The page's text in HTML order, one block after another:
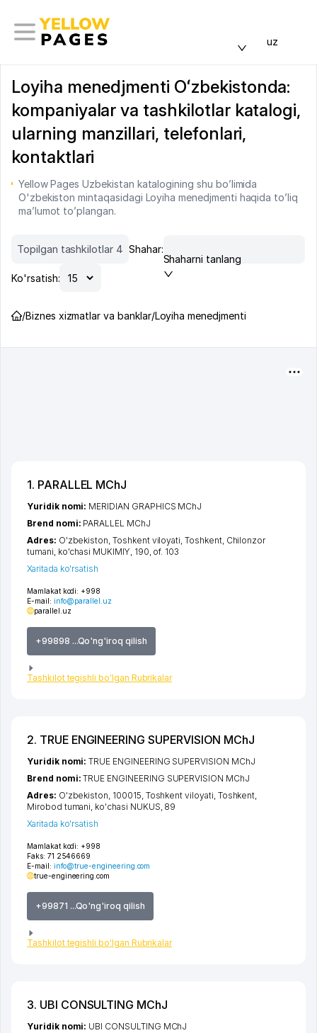
uz
Loyiha menedjmenti Oʻzbekistonda:
kompaniyalar va tashkilotlar katalogi,
ularning manzillari, telefonlari,
kontaktlari
Yellow Pages Uzbekistan katalogining shu bo’limida
O'zbekiston mintaqasidagi Loyiha menedjmenti haqida to’liq
ma’lumot to’plangan.
Topilgan tashkilotlar 4 Shahar:
Shaharni tanlang
Ko'rsatish:
/Biznes xizmatlar va banklar/Loyiha menedjmenti
1. PARALLEL MChJ
Mamlakat kodi: +998
E-mail: info@parallel.uz
parallel.uz
+99898 ...Qo'ng'iroq qilish
Tashkilot tegishli bo'lgan Rubrikalar
Yuridik nomi: MERIDIAN GRAPHICS MChJ
Brend nomi: PARALLEL MChJ
Adres: O'zbekiston,Toshkent viloyati,Toshkent, Chilonzor
tumani, ko'chasi MUKIMIY, 190, of. 103
Xaritada ko'rsatish
2. TRUE ENGINEERING SUPERVISION MChJ
Mamlakat kodi: +998
Faks: 71 2546669
E-mail: info@true-engineering.com
true-engineering.com
+99871 ...Qo'ng'iroq qilish
Tashkilot tegishli bo'lgan Rubrikalar
Yuridik nomi:TRUE ENGINEERING SUPERVISION MChJ
Brend nomi:TRUE ENGINEERING SUPERVISION MChJ
Adres: O'zbekiston, 100015, Toshkent viloyati, Toshkent,
Mirobod tumani, ko'chasi NUKUS, 89
Xaritada ko'rsatish
3. UBI CONSULTING MChJ
Yuridik nomi: UBI CONSULTING MChJ